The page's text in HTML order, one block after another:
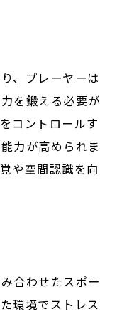
、プレーヤーは
を鍛える必要が
コントロールす
力が高められま
や空間認識を向
合わせたスポー
環境でストレス